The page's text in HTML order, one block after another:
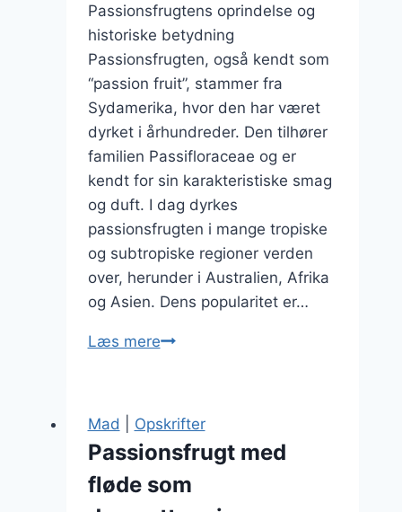
Passionsfrugtens oprindelse og
historiske betydning
Passionsfrugten, også kendt som
“passion fruit”, stammer fra
Sydamerika, hvor den har været
dyrket i århundreder. Den tilhører
familien Passifloraceae og er
kendt for sin karakteristiske smag
og duft. I dag dyrkes
passionsfrugten i mange tropiske
og subtropiske regioner verden
over, herunder i Australien, Afrika
og Asien. Dens popularitet er…
Læs merePassionsfrugt
sprød
bund
Mad Opskrifter
Passionsfrugt med
fløde som